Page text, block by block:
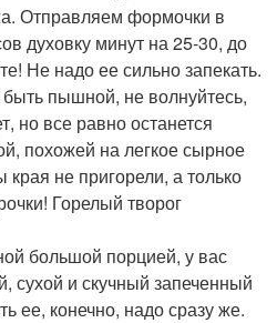
Отправляем формочки в
духовку минут на 25-30, до
Не надо ее сильно запекать.
пышной, не волнуйтесь,
но все равно останется
похожей на легкое сырное
не пригорели, а только
Горелый творог
большой порцией, у вас
сухой и скучный запеченный
ее, конечно, надо сразу же.